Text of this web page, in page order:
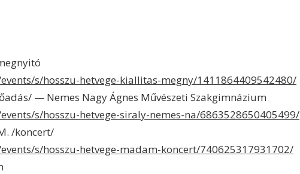
s/hosszu-hetvege-kiallitas-megny/1411864409542480/
— Nemes Nagy Ágnes Művészeti Szakgimnázium
s/hosszu-hetvege-siraly-nemes-na/6863528650405499/
/koncert/
s/hosszu-hetvege-madam-koncert/740625317931702/